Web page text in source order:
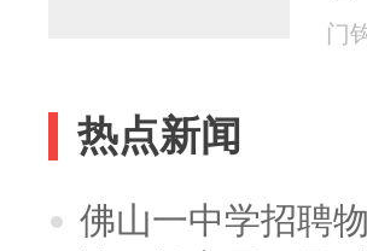
门
热点新闻
佛山一中学招聘